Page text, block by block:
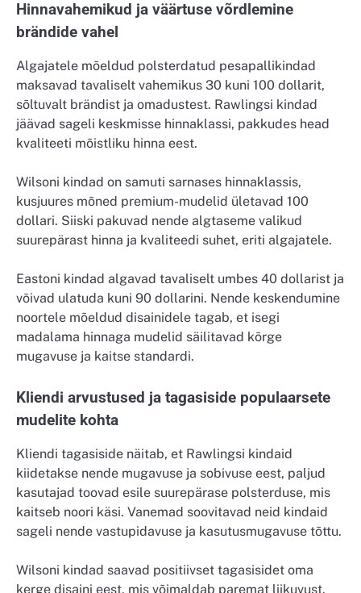
Hinnavahemikud ja väärtuse võrdlemine
brändide vahel
Algajatele mõeldud polsterdatud pesapallikindad
maksavad tavaliselt vahemikus 30 kuni 100 dollarit,
sõltuvalt brändist ja omadustest. Rawlingsi kindad
jäävad sageli keskmisse hinnaklassi, pakkudes head
kvaliteeti mõistliku hinna eest.
Wilsoni kindad on samuti sarnases hinnaklassis,
kusjuures mõned premium-mudelid ületavad 100
dollari. Siiski pakuvad nende algtaseme valikud
suurepärast hinna ja kvaliteedi suhet, eriti algajatele.
Eastoni kindad algavad tavaliselt umbes 40 dollarist ja
võivad ulatuda kuni 90 dollarini. Nende keskendumine
noortele mõeldud disainidele tagab, et isegi
madalama hinnaga mudelid säilitavad kõrge
mugavuse ja kaitse standardi.
Kliendi arvustused ja tagasiside populaarsete
mudelite kohta
Kliendi tagasiside näitab, et Rawlingsi kindaid
kiidetakse nende mugavuse ja sobivuse eest, paljud
kasutajad toovad esile suurepärase polsterduse, mis
kaitseb noori käsi. Vanemad soovitavad neid kindaid
sageli nende vastupidavuse ja kasutusmugavuse tõttu.
Wilsoni kindad saavad positiivset tagasisidet oma
kerge disaini eest, mis võimaldab paremat liikuvust.